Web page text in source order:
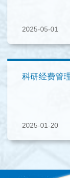
2025-05-01
科研经费管
2025-01-20